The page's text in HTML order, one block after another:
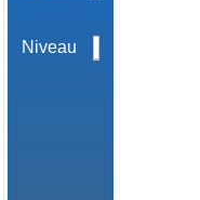
Niveau